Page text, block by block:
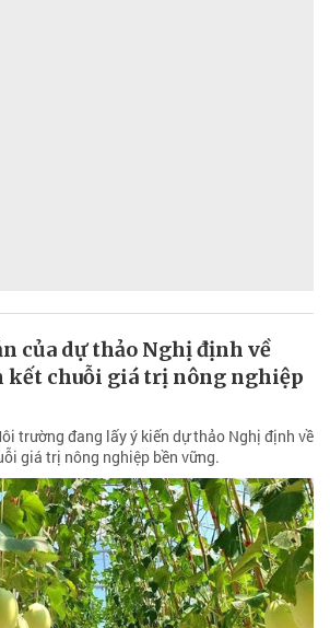
của dự thảo Nghị định về
chuỗi giá trị nông nghiệp
trường đang lấy ý kiến dự thảo Nghị định về
giá trị nông nghiệp bền vững.